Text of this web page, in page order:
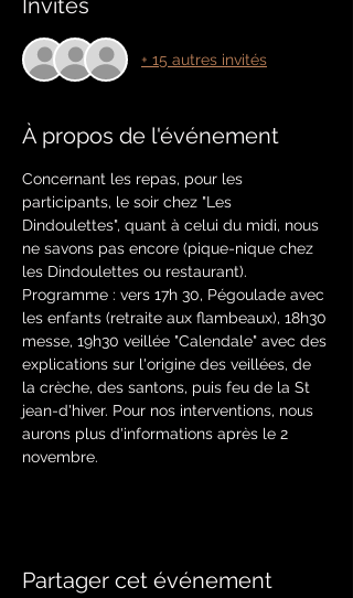
Invités
+ 15 autres invités
À propos de l'événement
Concernant les repas, pour les
participants, le soir chez "Les
Dindoulettes", quant à celui du midi, nous
ne savons pas encore (pique-nique chez
les Dindoulettes ou restaurant).
Programme : vers 17h 30, Pégoulade avec
les enfants (retraite aux flambeaux), 18h30
messe, 19h30 veillée "Calendale" avec des
explications sur l'origine des veillées, de
la crèche, des santons, puis feu de la St
jean-d'hiver. Pour nos interventions, nous
aurons plus d'informations après le 2
novembre.
Partager cet événement